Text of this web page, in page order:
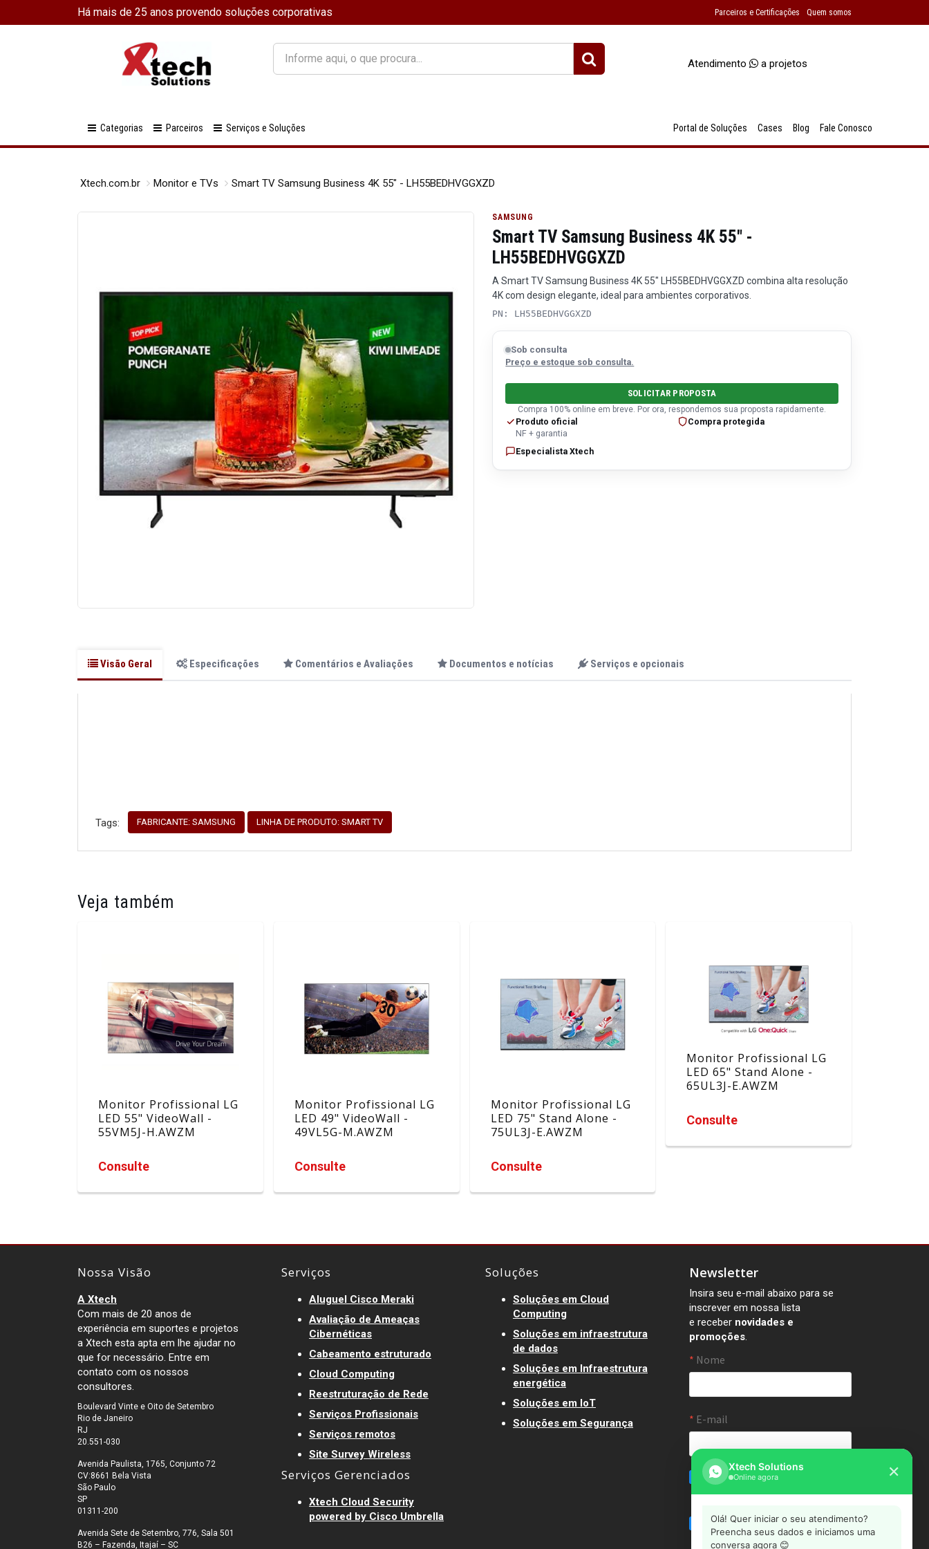
Há mais de 25 anos provendo soluções corporativas Parceiros e Certificações Quem somos
O
que
você
Atendimento a projetos
Categorias Parceiros Serviços e Soluções Portal de Soluções Cases Blog Fale Conosco
Xtech.com.br Monitor e TVs Smart TV Samsung Business 4K 55" - LH55BEDHVGGXZD
SAMSUNG
Smart TV Samsung Business 4K 55" -
LH55BEDHVGGXZD
A Smart TV Samsung Business 4K 55" LH55BEDHVGGXZD combina alta resolução
4K com design elegante, ideal para ambientes corporativos.
PN: LH55BEDHVGGXZD
Sob consulta
Preço e estoque sob consulta.
SOLICITAR PROPOSTA
Compra 100% online em breve. Por ora, respondemos sua proposta rapidamente.
Produto oficial
NF + garantia
Compra protegida
Especialista Xtech
Visão Geral Especificações Comentários e Avaliações Documentos e notícias Serviços e opcionais
Tags: FABRICANTE: SAMSUNG LINHA DE PRODUTO: SMART TV
Veja também
Monitor Profissional LG
LED 55" VideoWall -
55VM5J-H.AWZM
Consulte
Monitor Profissional LG
LED 49" VideoWall -
49VL5G-M.AWZM
Consulte
Monitor Profissional LG
LED 75" Stand Alone -
75UL3J-E.AWZM
Consulte
Monitor Profissional LG
LED 65" Stand Alone -
65UL3J-E.AWZM
Consulte
Nossa Visão
A Xtech
Com mais de 20 anos de
experiência em suportes e projetos
a Xtech esta apta em lhe ajudar no
que for necessário. Entre em
contato com os nossos
consultores.
Boulevard Vinte e Oito de Setembro
Rio de Janeiro
RJ
20.551-030
Avenida Paulista, 1765, Conjunto 72
CV:8661 Bela Vista
São Paulo
SP
01311-200
Avenida Sete de Setembro, 776, Sala 501
B26 – Fazenda, Itajaí – SC
Serviços
Aluguel Cisco Meraki
Avaliação de Ameaças
Cibernéticas
Cabeamento estruturado
Cloud Computing
Reestruturação de Rede
Serviços Profissionais
Serviços remotos
Site Survey Wireless
Serviços Gerenciados
Xtech Cloud Security
powered by Cisco Umbrella
Soluções
Soluções em Cloud
Computing
Soluções em infraestrutura
de dados
Soluções em Infraestrutura
energética
Soluções em IoT
Soluções em Segurança
Newsletter
Insira seu e-mail abaixo para se
inscrever em nossa lista
e receber novidades e
promoções.
Xtech Solutions
Online agora ✕
Olá! Quer iniciar o seu atendimento?
Preencha seus dados e iniciamos uma
conversa agora 😊